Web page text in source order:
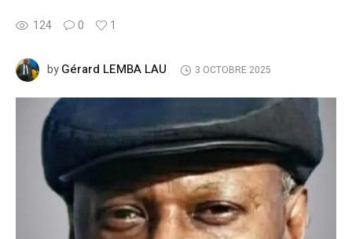
124 0 1
byGérard LEMBA LAU 3 OCTOBRE 2025